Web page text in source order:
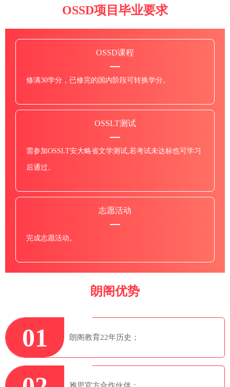
OSSD项目毕业要求
OSSD课程
修满30学分，已修完的国内阶段可转换学分。
OSSLT测试
需参加OSSLT安大略省文学测试,若考试未达标也可学习
后通过。
志愿活动
完成志愿活动。
朗阁优势
01 朗阁教育22年历史；